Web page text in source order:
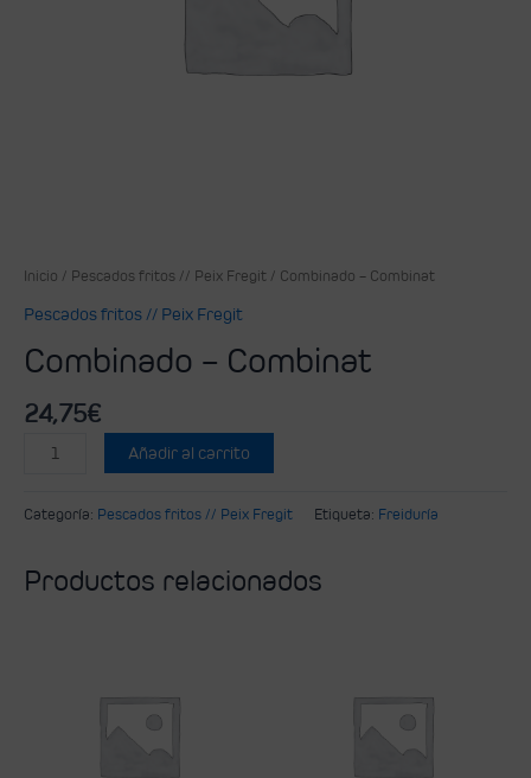
Inicio / Pescados fritos // Peix Fregit / Combinado – Combinat
Pescados fritos // Peix Fregit
Combinado – Combinat
24,75€
Añadir al carrito
Categoría: Pescados fritos // Peix Fregit Etiqueta: Freiduría
Productos relacionados